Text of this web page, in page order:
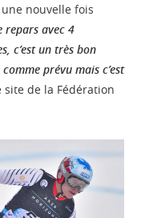
nouvelle fois
repars avec 4
c’est un très bon
prévu mais c’est
de la Fédération